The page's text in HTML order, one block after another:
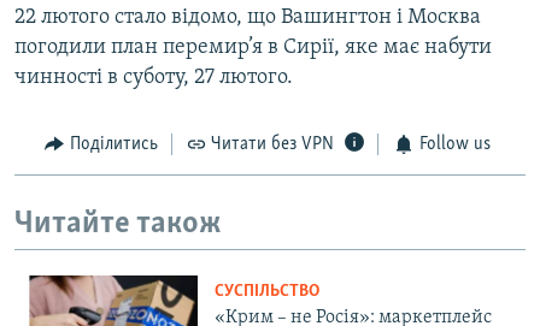
22 лютого стало відомо, що Вашингтон і Москва
погодили план перемир’я в Сирії, яке має набути
чинності в суботу, 27 лютого.
Поділитись Читати без VPN Follow us
Читайте також
СУСПІЛЬСТВО
«Крим – не Росія»: маркетплейс